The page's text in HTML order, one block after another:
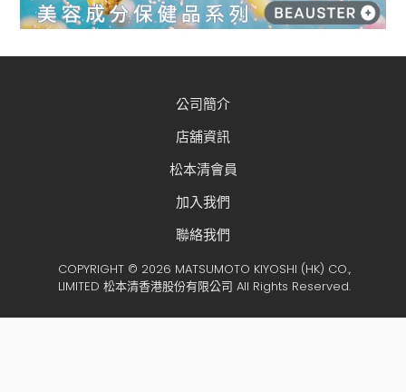
公司簡介
店舖資訊
松本清會員
加入我們
聯絡我們
COPYRIGHT © 2026 MATSUMOTO KIYOSHI (HK) CO.,
LIMITED 松本清香港股份有限公司 All Rights Reserved.